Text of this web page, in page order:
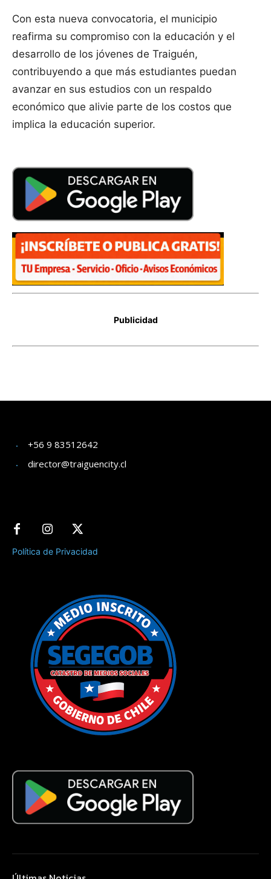
+56 9 83512642
director@traiguencity.cl
Política de Privacidad